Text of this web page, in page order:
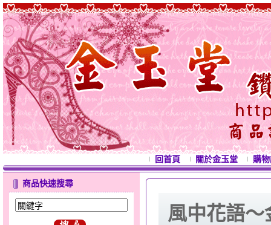
回首頁 關於金玉堂 購
商品快速搜尋
風中花語～